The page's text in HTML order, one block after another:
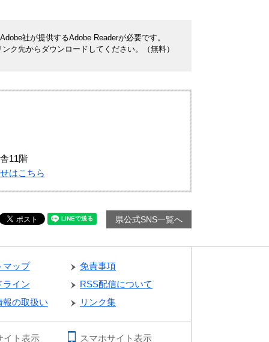
社が提供するAdobe Readerが必要です。
ク先からダウンロードしてください。（無料）
11階
はこちら
県公式SNS一覧へ
マップ
免責事項
ライン
RSS配信について
報の取扱い
リンク集
イト表示 スマホサイト表示